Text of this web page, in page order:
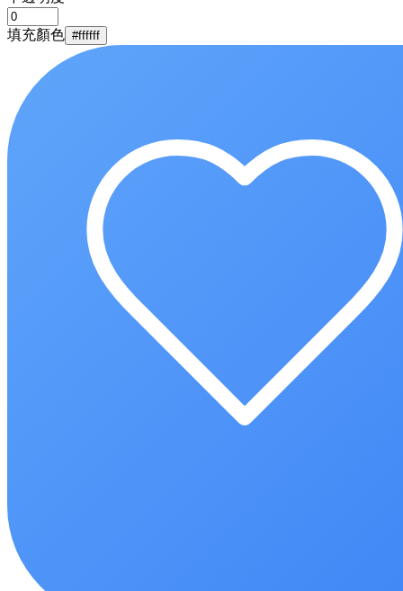
填充顏色 #ffffff